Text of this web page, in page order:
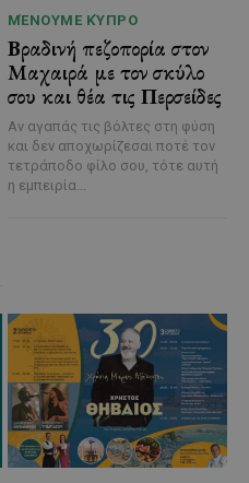
ΜΈΝΟΥΜΕ ΚΎΠΡΟ
Βραδινή πεζοπορία στον
Μαχαιρά με τον σκύλο
σου και θέα τις Περσείδες
Αν αγαπάς τις βόλτες στη φύση
και δεν αποχωρίζεσαι ποτέ τον
τετράποδο φίλο σου, τότε αυτή
η εμπειρία...